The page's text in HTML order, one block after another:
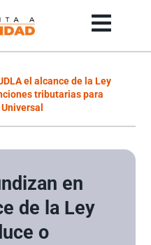
el alcance de la Ley
tributarias para
en
de la Ley
o